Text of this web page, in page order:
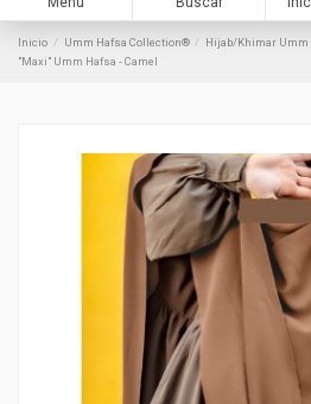
Inicio Umm Hafsa Collection® Hijab/Khimar Umm
"Maxi" Umm Hafsa - Camel